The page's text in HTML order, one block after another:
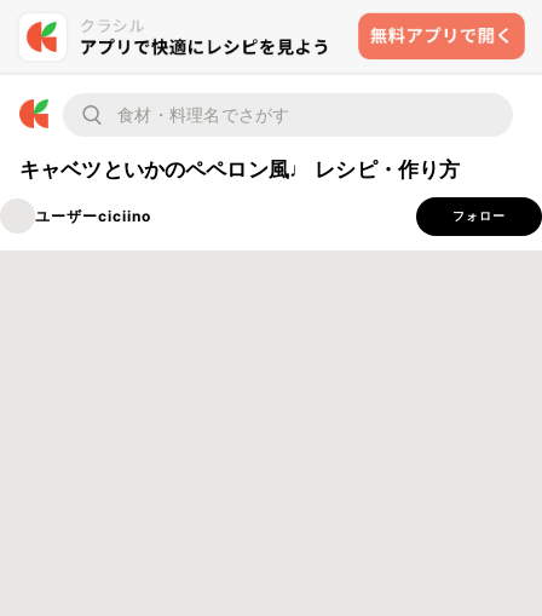
キャベツといかのペペロン風♩ レシピ・作り方
ユーザーciciino フォロー